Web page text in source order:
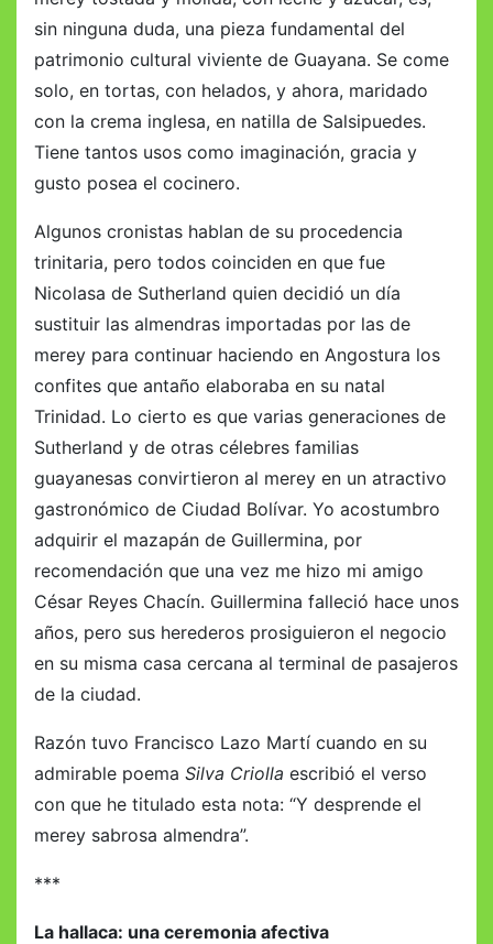
sin ninguna duda, una pieza fundamental del
patrimonio cultural viviente de Guayana. Se come
solo, en tortas, con helados, y ahora, maridado
con la crema inglesa, en natilla de Salsipuedes.
Tiene tantos usos como imaginación, gracia y
gusto posea el cocinero.
Algunos cronistas hablan de su procedencia
trinitaria, pero todos coinciden en que fue
Nicolasa de Sutherland quien decidió un día
sustituir las almendras importadas por las de
merey para continuar haciendo en Angostura los
confites que antaño elaboraba en su natal
Trinidad. Lo cierto es que varias generaciones de
Sutherland y de otras célebres familias
guayanesas convirtieron al merey en un atractivo
gastronómico de Ciudad Bolívar. Yo acostumbro
adquirir el mazapán de Guillermina, por
recomendación que una vez me hizo mi amigo
César Reyes Chacín. Guillermina falleció hace unos
años, pero sus herederos prosiguieron el negocio
en su misma casa cercana al terminal de pasajeros
de la ciudad.
Razón tuvo Francisco Lazo Martí cuando en su
admirable poema Silva Criolla escribió el verso
con que he titulado esta nota: “Y desprende el
merey sabrosa almendra”.
***
La hallaca: una ceremonia afectiva